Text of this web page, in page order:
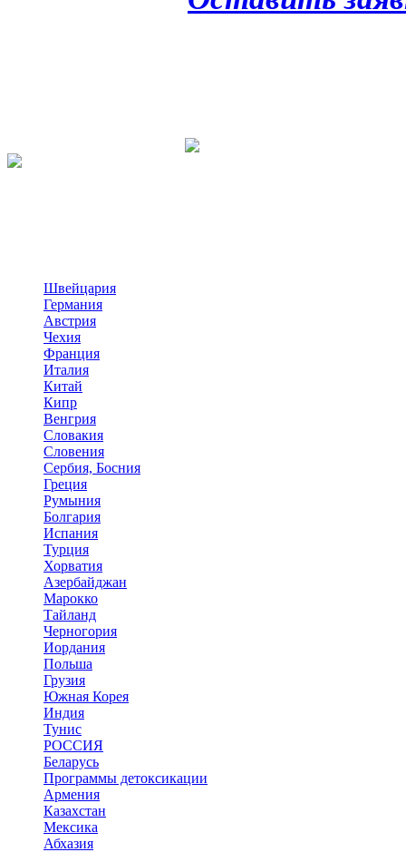
Швейцария
Германия
Австрия
Чехия
Франция
Италия
Китай
Кипр
Венгрия
Словакия
Словения
Сербия, Босния
Греция
Румыния
Болгария
Испания
Турция
Хорватия
Азербайджан
Марокко
Тайланд
Черногория
Иордания
Польша
Грузия
Южная Корея
Индия
Тунис
РОССИЯ
Беларусь
Программы детоксикации
Армения
Казахстан
Мексика
Абхазия